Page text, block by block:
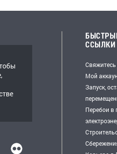
ССЫЛКИ
Мой
Запуск,
Перебои в